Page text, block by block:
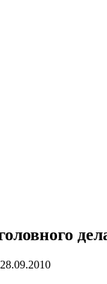
28.09.2010